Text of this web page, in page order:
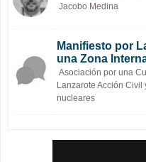
Jacobo Medina
Manifiesto por
una Zona
Asociación por una
Lanzarote Acción
nucleares